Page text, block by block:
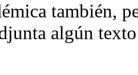
también,
algún